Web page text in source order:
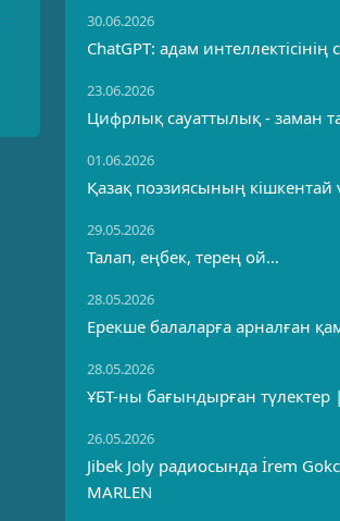
30.06.2026
ChatGPT: адам интеллектісінің
23.06.2026
Цифрлық сауаттылық - заман
01.06.2026
Қазақ поэзиясының кішкентай
29.05.2026
Талап, еңбек, терең ой…
28.05.2026
Ерекше балаларға арналған
28.05.2026
ҰБТ-ны бағындырған
26.05.2026
Jibek Joly радиосында İrem
MARLEN